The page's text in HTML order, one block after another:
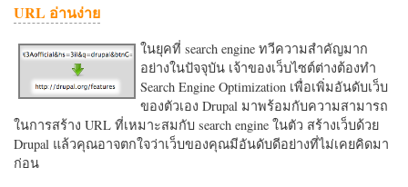
URL อ่านง่าย
ในยุคที่ search engine ทวีความสำคัญมาก
อย่างในปัจจุบัน เจ้าของเว็บไซต์ต่างต้องทำ
Search Engine Optimization เพื่อเพิ่มอันดับเว็บ
ของตัวเอง Drupal มาพร้อมกับความสามารถ
ในการสร้าง URL ที่เหมาะสมกับ search engine ในตัว สร้างเว็บด้วย
Drupal แล้วคุณอาจตกใจว่าเว็บของคุณมีอันดับดีอย่างที่ไม่เคยคิดมา
ก่อน